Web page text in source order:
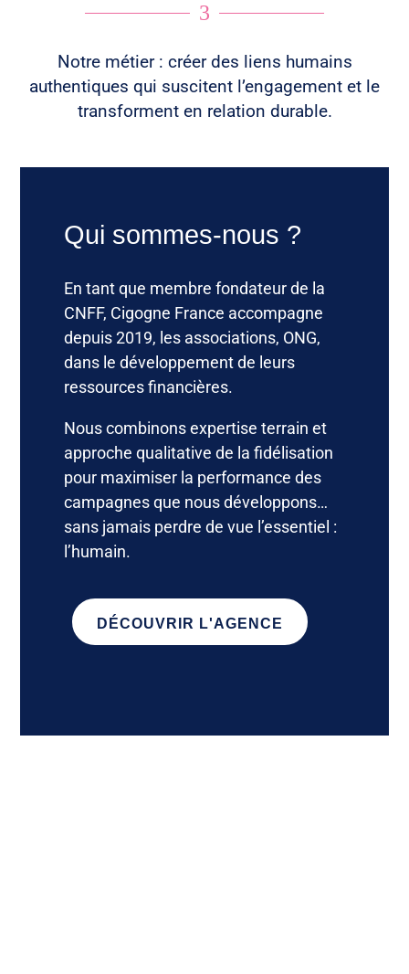
3
Notre métier : créer des liens humains
authentiques qui suscitent l’engagement et le
transforment en relation durable.
Qui sommes-nous ?
En tant que membre fondateur de la
CNFF, Cigogne France accompagne
depuis 2019, les associations, ONG,
dans le développement de leurs
ressources financières.
Nous combinons expertise terrain et
approche qualitative de la fidélisation
pour maximiser la performance des
campagnes que nous développons…
sans jamais perdre de vue l’essentiel :
l’humain.
DÉCOUVRIR L'AGENCE